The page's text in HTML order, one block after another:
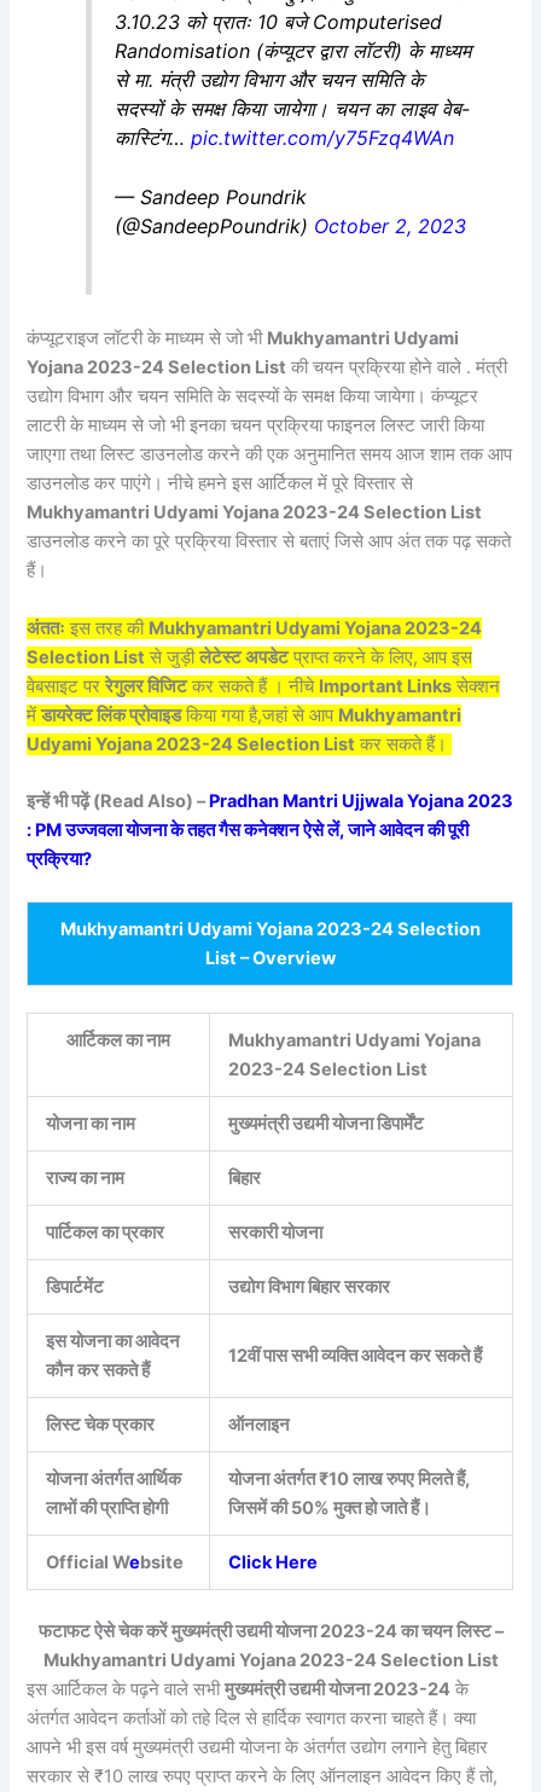
3.10.23 को प्रातः 10 बजे Computerised
Randomisation (कंप्यूटर द्वारा लॉटरी) के माध्यम
से मा. मंत्री उद्योग विभाग और चयन समिति के
सदस्यों के समक्ष किया जायेगा। चयन का लाइव वेब-
कास्टिंग… pic.twitter.com/y75Fzq4WAn
— Sandeep Poundrik
(@SandeepPoundrik) October 2, 2023
कंप्यूटराइज लॉटरी के माध्यम से जो भी Mukhyamantri Udyami
Yojana 2023-24 Selection List की चयन प्रक्रिया होने वाले . मंत्री
उद्योग विभाग और चयन समिति के सदस्यों के समक्ष किया जायेगा। कंप्यूटर
लाटरी के माध्यम से जो भी इनका चयन प्रक्रिया फाइनल लिस्ट जारी किया
जाएगा तथा लिस्ट डाउनलोड करने की एक अनुमानित समय आज शाम तक आप
डाउनलोड कर पाएंगे। नीचे हमने इस आर्टिकल में पूरे विस्तार से
Mukhyamantri Udyami Yojana 2023-24 Selection List
डाउनलोड करने का पूरे प्रक्रिया विस्तार से बताएं जिसे आप अंत तक पढ़ सकते
हैं।
अंततः इस तरह की Mukhyamantri Udyami Yojana 2023-24
Selection List से जुड़ीलेटेस्ट अपडेटप्राप्त करने के लिए, आप इस
वेबसाइट पररेगुलर विजिटकर सकते हैं । नीचे Important Links सेक्शन
मेंडायरेक्ट लिंक प्रोवाइडकिया गया है,जहां से आप Mukhyamantri
Udyami Yojana 2023-24 Selection List कर सकते हैं।
इन्हें भी पढ़ें (Read Also) –Pradhan Mantri Ujjwala Yojana 2023
: PM उज्जवला योजना के तहत गैस कनेक्शन ऐसे लें, जाने आवेदन की पूरी
प्रक्रिया?
Mukhyamantri Udyami Yojana 2023-24 Selection
List – Overview
आर्टिकल का नाम
Mukhyamantri Udyami Yojana
2023-24 Selection List
योजना का नाम मुख्यमंत्री उद्यमी योजना डिपार्मेंट
राज्य का नाम बिहार
पार्टिकल का प्रकार सरकारी योजना
डिपार्टमेंट उद्योग विभाग बिहार सरकार
इस योजना का आवेदन
कौन कर सकते हैं
12वीं पास सभी व्यक्ति आवेदन कर सकते हैं
लिस्ट चेक प्रकार ऑनलाइन
योजना अंतर्गत आर्थिक
लाभों की प्राप्ति होगी
योजना अंतर्गत ₹10 लाख रुपए मिलते हैं,
जिसमें की 50% मुक्त हो जाते हैं।
Official Website Click Here
फटाफट ऐसे चेक करें मुख्यमंत्री उद्यमी योजना 2023-24 का चयन लिस्ट –
Mukhyamantri Udyami Yojana 2023-24 Selection List
इस आर्टिकल के पढ़ने वाले सभीमुख्यमंत्री उद्यमी योजना 2023-24 के
अंतर्गत आवेदन कर्ताओं को तहे दिल से हार्दिक स्वागत करना चाहते हैं। क्या
आपने भी इस वर्ष मुख्यमंत्री उद्यमी योजना के अंतर्गत उद्योग लगाने हेतु बिहार
सरकार से ₹10 लाख रुपए प्राप्त करने के लिए ऑनलाइन आवेदन किए हैं तो,